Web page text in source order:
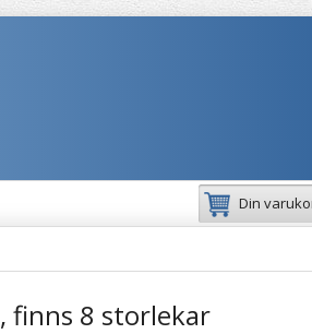
Din
finns 8 storlekar